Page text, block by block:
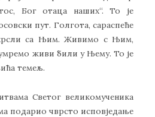
Бог отаца наших“. То је
пут. Голгота, сараспеће
са Њим. Живимо с Њим,
живи били у Њему. То је
темељ.
Светог великомученика
подарио чврсто исповједање